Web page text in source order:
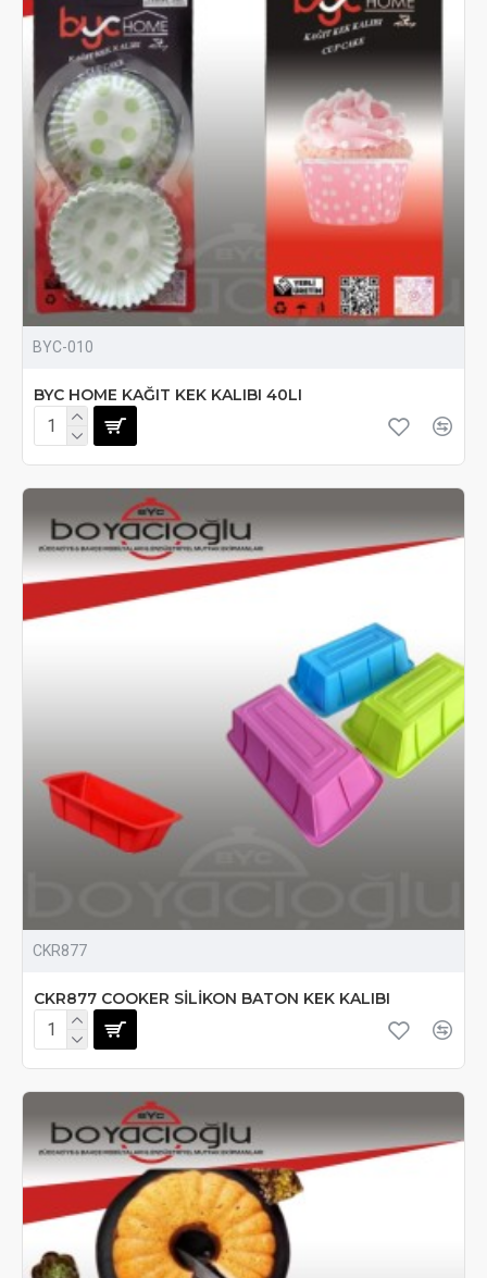
BYC-010
BYC HOME KAĞIT KEK KALIBI 40LI
CKR877
CKR877 COOKER SİLİKON BATON KEK KALIBI